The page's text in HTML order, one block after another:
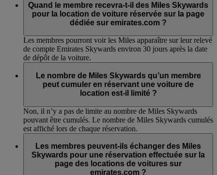
Quand le membre recevra-t-il des Miles Skywards
pour la location de voiture réservée sur la page
dédiée sur emirates.com ?
Les membres pourront voir les Miles apparaître sur leur relevé
de compte Emirates Skywards environ 30 jours après la date
de dépôt de la voiture.
Le nombre de Miles Skywards qu’un membre
peut cumuler en réservant une voiture de
location est-il limité ?
Non, il n’y a pas de limite au nombre de Miles Skywards
pouvant être cumulés. Le nombre de Miles Skywards cumulés
est affiché lors de chaque réservation.
Les membres peuvent-ils échanger des Miles
Skywards pour une réservation effectuée sur la
page des locations de voitures sur
emirates.com ?